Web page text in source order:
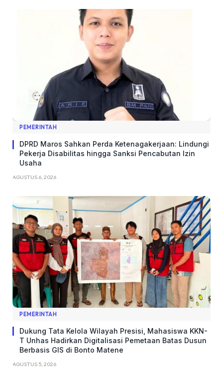
PEMERINTAH
DPRD Maros Sahkan Perda Ketenagakerjaan: Lindungi
Pekerja Disabilitas hingga Sanksi Pencabutan Izin
Usaha
AGUSTUS 6, 2026
PEMERINTAH
Dukung Tata Kelola Wilayah Presisi, Mahasiswa KKN-
T Unhas Hadirkan Digitalisasi Pemetaan Batas Dusun
Berbasis GIS di Bonto Matene
AGUSTUS 5, 2026